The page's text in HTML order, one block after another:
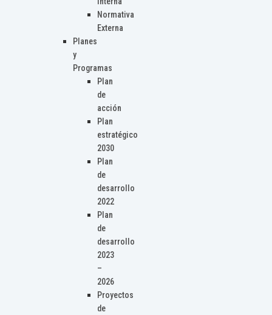
Normativa
Externa
Planes
y
Programas
Plan
de
acción
Plan
estratégico
2030
Plan
de
desarrollo
2022
Plan
de
desarrollo
2023
–
2026
Proyectos
de